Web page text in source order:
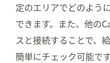
定のエリアでどのよう
できます。また、他の
スと接続することで、
簡単にチェック可能で